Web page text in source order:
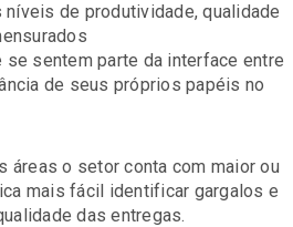
de produtividade, qualidade
sentem parte da interface entre
de seus próprios papéis no
áreas o setor conta com maior ou
mais fácil identificar gargalos e
das entregas.